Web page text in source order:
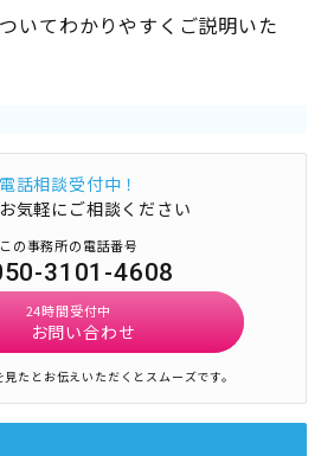
いてわかりやすくご説明いた
電話相談受付中！
気軽にご相談ください
この事務所の電話番号
3101-4608
24時間受付中
お問い合わせ
たとお伝えいただくとスムーズです。